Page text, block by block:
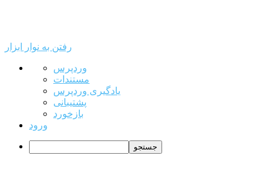
رفتن به نوار ابزار
درباره
وردپرس
وردپرس
مستندات
یادگیری وردپرس
پشتیبانی
بازخورد
ورود
جستجو